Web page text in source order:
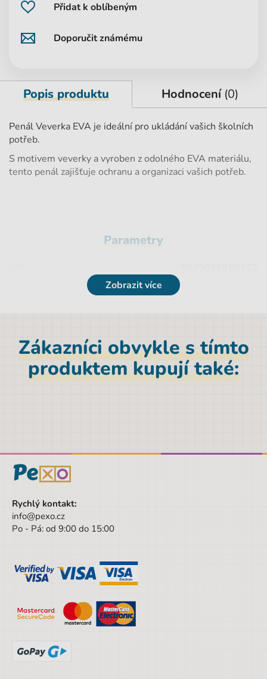
Přidat k oblíbeným
Doporučit známému
Popis produktu Hodnocení (0)
Penál Veverka EVA je ideální pro ukládání vašich školních
potřeb.
S motivem veverky a vyroben z odolného EVA materiálu,
tento penál zajišťuje ochranu a organizaci vašich potřeb.
Parametry
Značka
Manal
Šířka obalu
23.8 cm
Druh
Výška
Šířka
Hloubka obalu
Sada/Sety/Balíčky
Designová položka
Zobrazit více
Zákazníci obvykle s tímto
produktem kupují také:
Rychlý kontakt:
info@pexo.cz
Po - Pá: od 9:00 do 15:00